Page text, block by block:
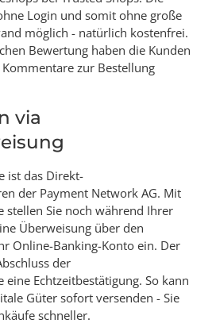
Login und somit ohne große
möglich - natürlich kostenfrei.
Bewertung haben die Kunden
zur Bestellung
via
ist das Direkt-
der Payment Network AG. Mit
stellen Sie noch während Ihrer
Überweisung über den
Online-Banking-Konto ein. Der
der
Echtzeitbestätigung. So kann
Güter sofort versenden - Sie
schneller.